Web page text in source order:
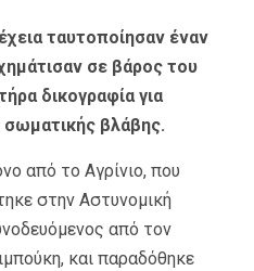
ταυτοποίησαν έναν
σε βάρος του
δικογραφία για
βλάβης.
από το Αγρίνιο, που
στην Αστυνομική
από τον
και παραδόθηκε